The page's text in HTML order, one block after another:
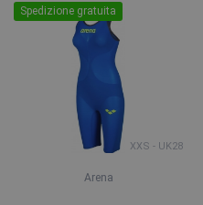
Spedizione gratuita
XXS - UK28
Arena